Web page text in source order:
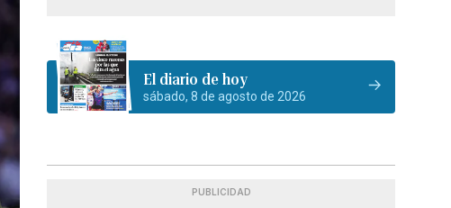
El diario de hoy
sábado, 8 de agosto de 2026
PUBLICIDAD